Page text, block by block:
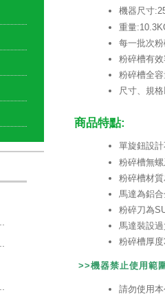
機器尺寸
重量
每一批次
粉碎槽有
粉碎槽全
尺寸、規
商品特點:
單旋鈕設計
粉碎槽無螺
粉碎槽材質
馬達為鋁
粉碎刀為
馬達裝設過
粉碎槽厚度
>>機器禁止使用範
請勿使用